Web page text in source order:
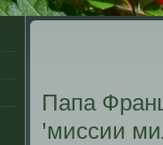
Папа
'миссии